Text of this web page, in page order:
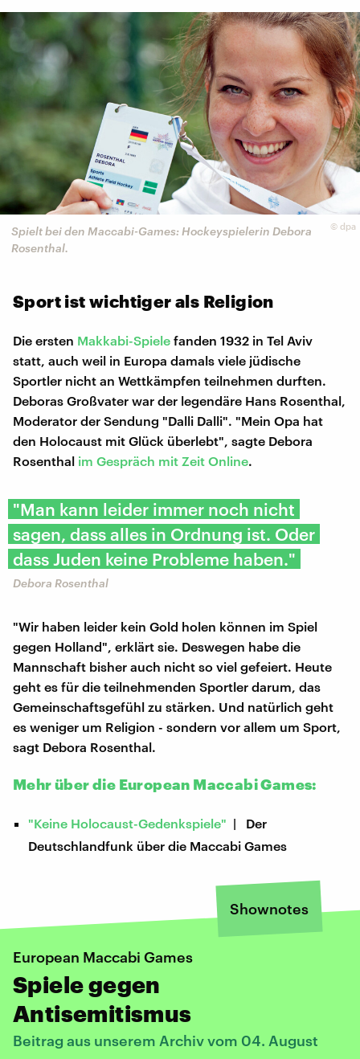
© dpa
Spielt bei den Maccabi-Games: Hockeyspielerin Debora
Rosenthal.
Sport ist wichtiger als Religion
Die ersten Makkabi-Spiele fanden 1932 in Tel Aviv
statt, auch weil in Europa damals viele jüdische
Sportler nicht an Wettkämpfen teilnehmen durften.
Deboras Großvater war der legendäre Hans Rosenthal,
Moderator der Sendung "Dalli Dalli". "Mein Opa hat
den Holocaust mit Glück überlebt", sagte Debora
Rosenthal im Gespräch mit Zeit Online.
"Man kann leider immer noch nicht
sagen, dass alles in Ordnung ist. Oder
dass Juden keine Probleme haben."
Debora Rosenthal
"Wir haben leider kein Gold holen können im Spiel
gegen Holland", erklärt sie. Deswegen habe die
Mannschaft bisher auch nicht so viel gefeiert. Heute
geht es für die teilnehmenden Sportler darum, das
Gemeinschaftsgefühl zu stärken. Und natürlich geht
es weniger um Religion - sondern vor allem um Sport,
sagt Debora Rosenthal.
Mehr über die European Maccabi Games:
"Keine Holocaust-Gedenkspiele" | Der
Deutschlandfunk über die Maccabi Games
Shownotes
European Maccabi Games
Spiele gegen
Antisemitismus
Beitrag aus unserem Archiv vom 04. August